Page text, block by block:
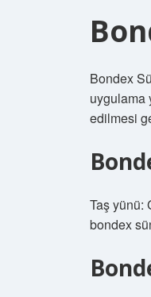
Bondex
uygulama
edilmesi
Taş yünü:
bondex